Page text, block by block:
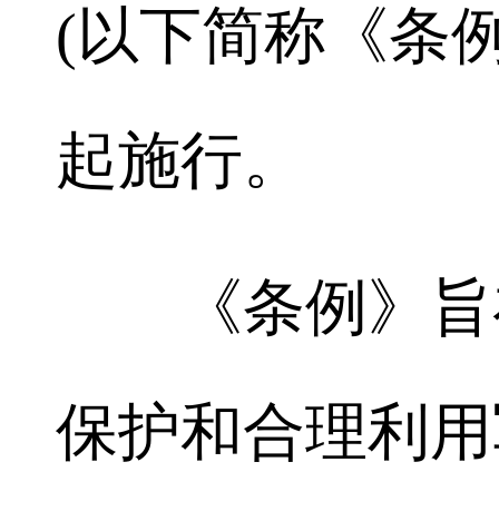
(以下简称《条
起施行。
《条例》旨
保护和合理利